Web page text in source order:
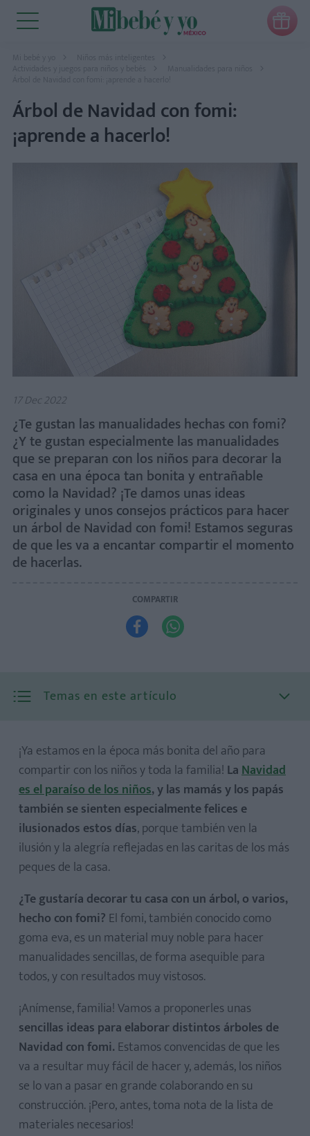

Mi bebé y yo
Niños más inteligentes
Actividades y juegos para niños y bebés
Manualidades para niños
Árbol de Navidad con fomi: ¡aprende a hacerlo!
Árbol de Navidad con fomi:
¡aprende a hacerlo!
17 Dec 2022
¿Te gustan las manualidades hechas con fomi?
¿Y te gustan especialmente las manualidades
que se preparan con los niños para decorar la
casa en una época tan bonita y entrañable
como la Navidad? ¡Te damos unas ideas
originales y unos consejos prácticos para hacer
un árbol de Navidad con fomi! Estamos seguras
de que les va a encantar compartir el momento
de hacerlas.
COMPARTIR
 
Temas en este artículo
1. Árbol de Navidad tipo cono
2. Árbol de Navidad pintado con témperas
3. Árbol de Navidad con imán para el refrigerador
¡Ya estamos en la época más bonita del año para
compartir con los niños y toda la familia! LaNavidad
es el paraíso de los niños, y las mamás y los papás
también se sienten especialmente felices e
ilusionados estos días, porque también ven la
ilusión y la alegría reflejadas en las caritas de los más
peques de la casa.
¿Te gustaría decorar tu casa con un árbol, o varios,
hecho con fomi? El fomi, también conocido como
goma eva, es un material muy noble para hacer
manualidades sencillas, de forma asequible para
todos, y con resultados muy vistosos.
¡Anímense, familia! Vamos a proponerles unas
sencillas ideas para elaborar distintos árboles de
Navidad con fomi. Estamos convencidas de que les
va a resultar muy fácil de hacer y, además, los niños
se lo van a pasar en grande colaborando en su
construcción. ¡Pero, antes, toma nota de la lista de
materiales necesarios!